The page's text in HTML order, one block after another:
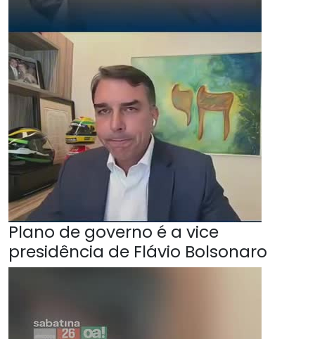
Plano de governo é a vice
presidência de Flávio Bolsonaro